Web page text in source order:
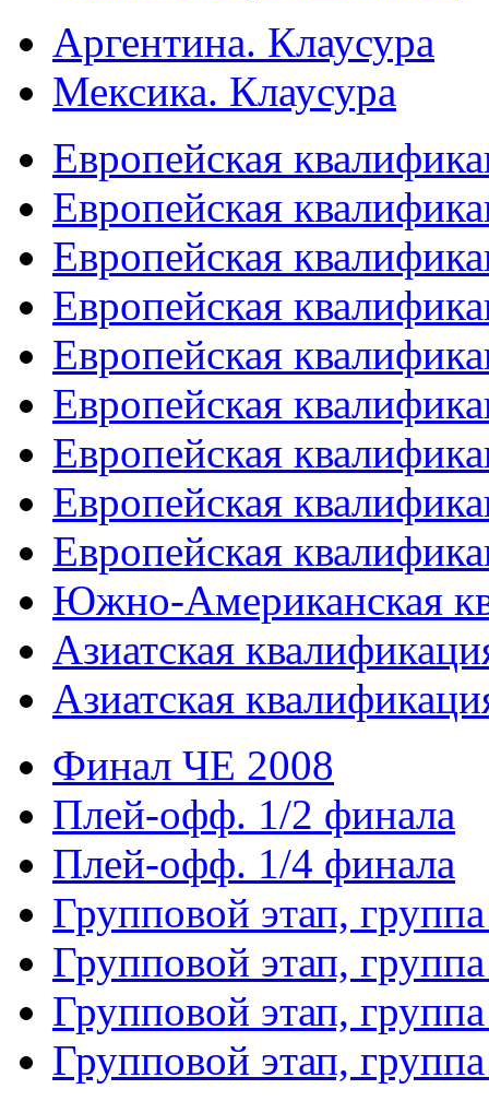
Аргентина. Клаусура
Мексика. Клаусура
Европейская
Европейская
Европейская
Европейская
Европейская
Европейская
Европейская
Европейская
Европейская
Южно-Американская
Азиатская
Азиатская
Финал ЧЕ 2008
Плей-офф. 1/2 финала
Плей-офф. 1/4 финала
Групповой этап,
Групповой этап,
Групповой этап,
Групповой этап,